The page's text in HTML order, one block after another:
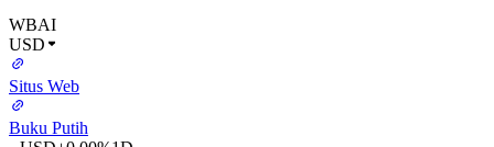
WBAI
USD
Situs Web
Buku Putih